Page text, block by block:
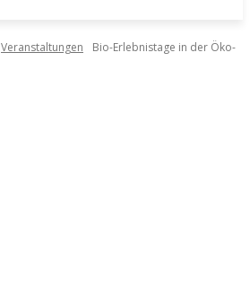
Veranstaltungen
Bio-Erlebnistage in der Öko-